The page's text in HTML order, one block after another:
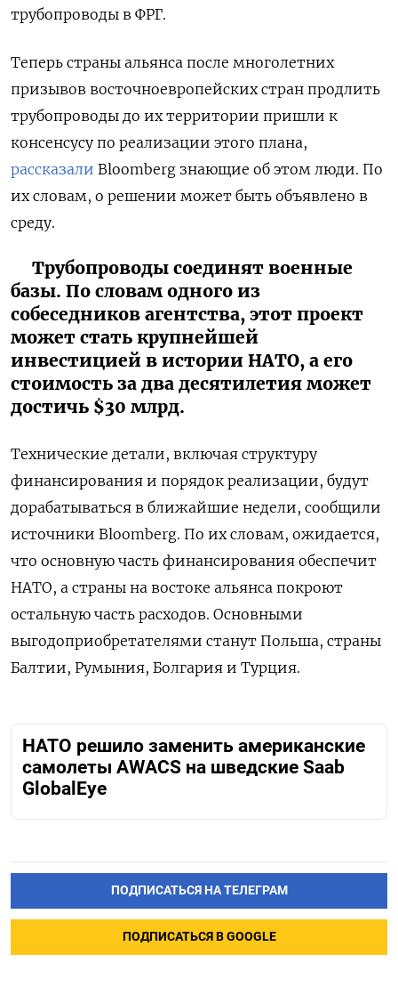
трубопроводы в ФРГ.
Теперь страны альянса после многолетних
призывов восточноевропейских стран продлить
трубопроводы до их территории пришли к
консенсусу по реализации этого плана,
рассказали Bloomberg знающие об этом люди. По
их словам, о решении может быть объявлено в
среду.
Трубопроводы соединят военные
базы. По словам одного из
собеседников агентства, этот проект
может стать крупнейшей
инвестицией в истории НАТО, а его
стоимость за два десятилетия может
достичь $30 млрд.
Технические детали, включая структуру
финансирования и порядок реализации, будут
дорабатываться в ближайшие недели, сообщили
источники Bloomberg. По их словам, ожидается,
что основную часть финансирования обеспечит
НАТО, а страны на востоке альянса покроют
остальную часть расходов. Основными
выгодоприобретателями станут Польша, страны
Балтии, Румыния, Болгария и Турция.
НАТО решило заменить американские
самолеты AWACS на шведские Saab
GlobalEye
ПОДПИСАТЬСЯ НА ТЕЛЕГРАМ
ПОДПИСАТЬСЯ В GOOGLE